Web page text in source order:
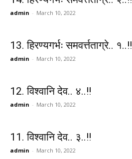
admin - March 10, 2022
13. हिरण्यगर्भः समवर्त्तताग्रे.. १..!!
admin - March 10, 2022
12. विश्वानि देव.. ४..!!
admin - March 10, 2022
11. विश्वानि देव.. ३..!!
admin - March 10, 2022